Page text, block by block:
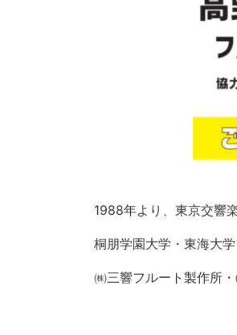
1988年より、東京交響
桐朋学園大学・東海大
㈱三響フルート製作所